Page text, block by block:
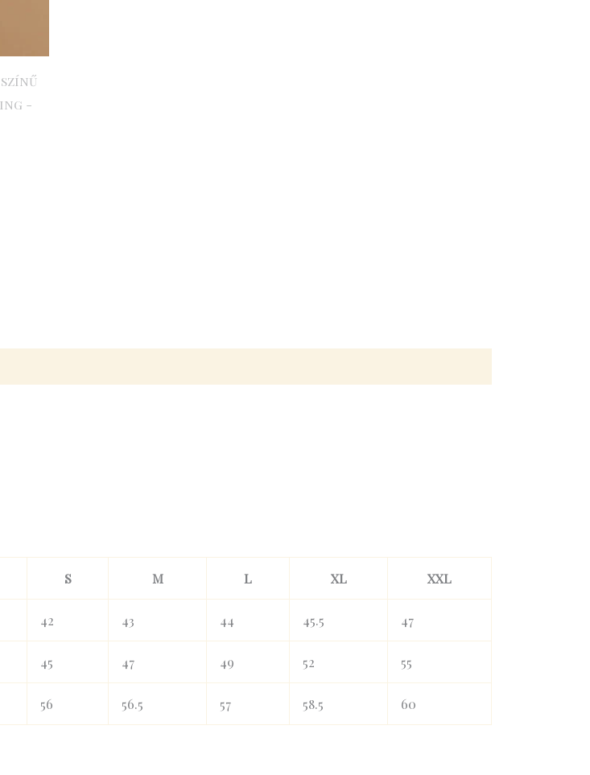
S M L XL XXL
42 43 44 45.5 47
45 47 49 52 55
56 56.5 57 58.5 60